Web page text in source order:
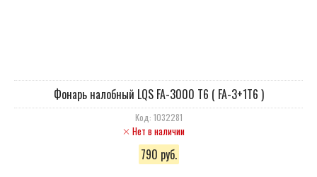
Фонарь налобный LQS FA-3000 T6 ( FA-3+1T6 )
Код: 1032281
Нет в наличии
790 руб.